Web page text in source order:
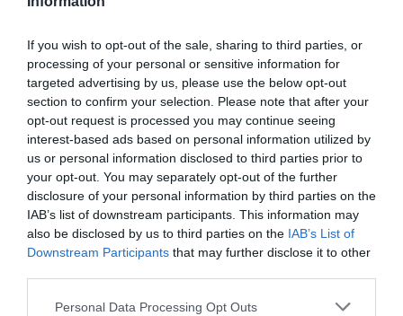
If you wish to opt-out of the sale, sharing to third parties, or
processing of your personal or sensitive information for
targeted advertising by us, please use the below opt-out
section to confirm your selection. Please note that after your
opt-out request is processed you may continue seeing
interest-based ads based on personal information utilized by
us or personal information disclosed to third parties prior to
your opt-out. You may separately opt-out of the further
disclosure of your personal information by third parties on the
IAB’s list of downstream participants. This information may
also be disclosed by us to third parties on the IAB’s List of
Downstream Participants that may further disclose it to other
Please note that this website/app uses one or more Google
Personal Data Processing Opt Outs
Τάκης Θεοδωρικάκος:
«Συμβάλλουμε στην εθνική
ασφάλεια της πατρίδας μας με
νέο αναπτυξιακό καθεστώς για
την Άμυνα»
Βάσει του προγραμματισμού που έχει θέσει ο